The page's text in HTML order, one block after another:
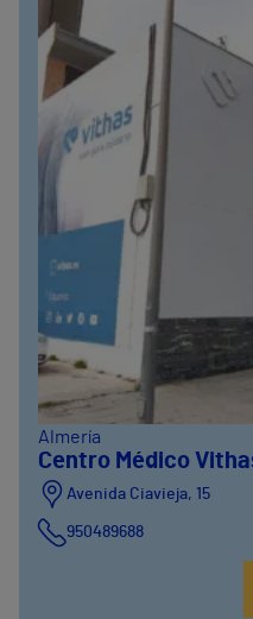
Almería
Centro Médico
Avenida Ciavieja, 15
950489688